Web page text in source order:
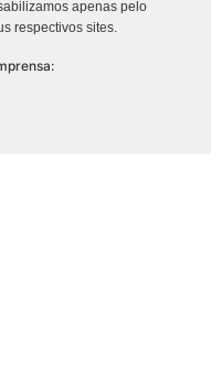
apenas pelo
respectivos sites.